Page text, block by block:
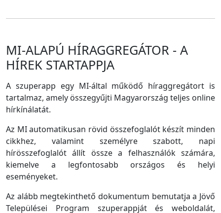
MI-ALAPÚ HÍRAGGREGÁTOR - A
HÍREK STARTAPPJA
A szuperapp egy MI-által működő híraggregátort is
tartalmaz, amely összegyűjti Magyarország teljes online
hírkínálatát.
Az MI automatikusan rövid összefoglalót készít minden
cikkhez, valamint személyre szabott, napi
hírösszefoglalót állít össze a felhasználók számára,
kiemelve a legfontosabb országos és helyi
eseményeket.
Az alább megtekinthető dokumentum bemutatja a Jövő
Települései Program szuperappját és weboldalát,